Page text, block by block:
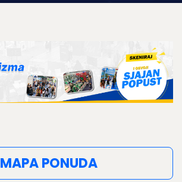
MAPA PONUDA